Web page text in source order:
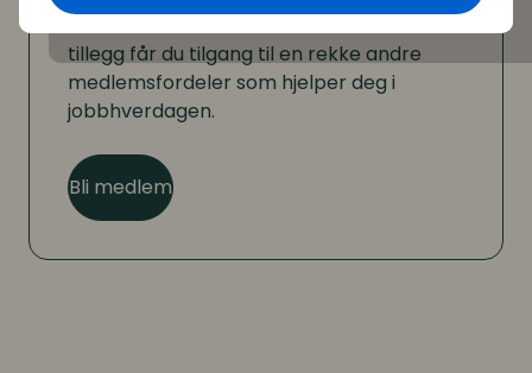
tillegg får du tilgang til en rekke andre
medlemsfordeler som hjelper deg i
jobbhverdagen.
Bli medlem